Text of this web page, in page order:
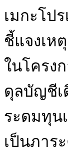
เมกะโป
ชี้แจงเห
ในโครง
ดุลบัญชีเ
ระดมทุน
เป็นภา